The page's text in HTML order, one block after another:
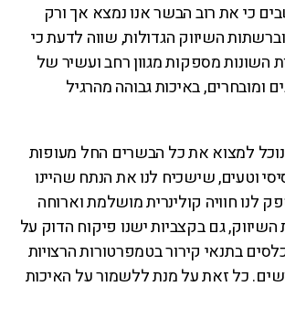
כי את רוב הבשר אנו נמצא אך ורק
השיווק הגדולות, שווה לדעת כי
השונות מספקות מגוון רחב ועשיר של
ומובחרים, באיכות גבוהה מהרגיל
נוכל למצוא את כל הבשרים החל מעופות
וטעים, שישכיח לנו את הנתח שהיינו
לנו חוויה קולינרית מושלמת וארוחה
גם בקצביות ישנו פיקוח הדוק על
בתנאי קירור בטמפרטורות הרצויות
כל זאת על מנת ללשמור על האיכות